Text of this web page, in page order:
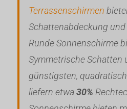
Terrassenschirmen
Schattenabdeckung
Runde Sonnenschirme
Symmetrische Schatten
günstigsten,
liefern etwa 30%